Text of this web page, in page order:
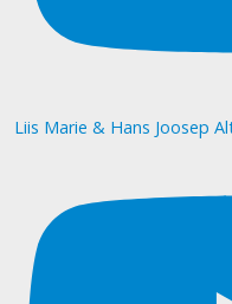
Liis Marie & Hans Joosep